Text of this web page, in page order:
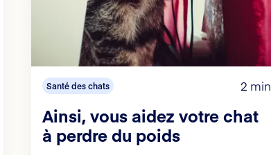
Santé des chats 2 min
Ainsi, vous aidez votre chat
à perdre du poids